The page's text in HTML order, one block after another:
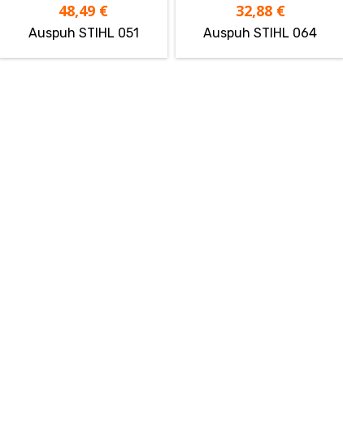
48,49 €
Auspuh STIHL 051
32,88 €
Auspuh STIHL 064